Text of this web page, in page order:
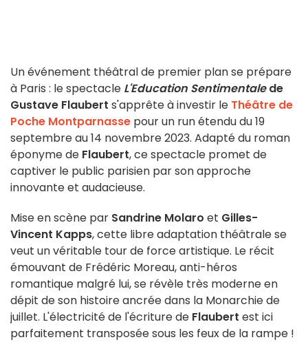
Un événement théâtral de premier plan se prépare
à Paris : le spectacle L'Education Sentimentalede
Gustave Flaubert s'apprête à investir le Théâtre de
Poche Montparnasse pour un run étendu du 19
septembre au 14 novembre 2023. Adapté du roman
éponyme de Flaubert, ce spectacle promet de
captiver le public parisien par son approche
innovante et audacieuse.
Mise en scène par Sandrine Molaro et Gilles-
Vincent Kapps, cette libre adaptation théâtrale se
veut un véritable tour de force artistique. Le récit
émouvant de Frédéric Moreau, anti-héros
romantique malgré lui, se révèle très moderne en
dépit de son histoire ancrée dans la Monarchie de
juillet. L'électricité de l'écriture de Flaubert est ici
parfaitement transposée sous les feux de la rampe !